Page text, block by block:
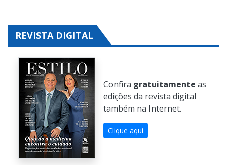
REVISTA DIGITAL
Confira gratuitamente as
edições da revista digital
também na Internet.
Clique aqui